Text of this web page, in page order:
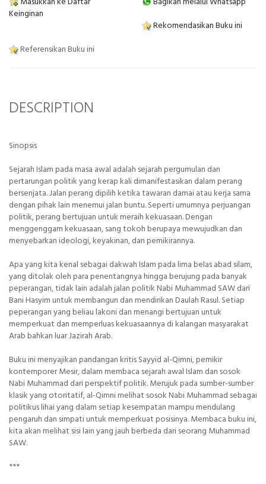
Keinginan
Rekomendasikan Buku ini
Referensikan Buku ini
DESCRIPTION
Sinopsis
Sejarah Islam pada masa awal adalah sejarah pergumulan dan
pertarungan politik yang kerap kali dimanifestasikan dalam perang
bersenjata. Jalan perang dipilih ketika tawaran damai atau kerja sama
dengan pihak lain menemui jalan buntu. Seperti umumnya perjuangan
politik, perang bertujuan untuk meraih kekuasaan. Dengan
menggenggam kekuasaan, sang tokoh berupaya mewujudkan dan
menyebarkan ideologi, keyakinan, dan pemikirannya.
Apa yang kita kenal sebagai dakwah Islam pada lima belas abad silam,
yang ditolak oleh para penentangnya hingga berujung pada banyak
peperangan, tidak lain adalah jalan politik Nabi Muhammad SAW dari
Bani Hasyim untuk membangun dan mendirikan Daulah Rasul. Setiap
peperangan yang beliau lakoni dan menangi bertujuan untuk
memperkuat dan memperluas kekuasaannya di kalangan masyarakat
Arab bahkan luar Jazirah Arab.
Buku ini menyajikan pandangan kritis Sayyid al-Qimni, pemikir
kontemporer Mesir, dalam membaca sejarah awal Islam dan sosok
Nabi Muhammad dari perspektif politik. Merujuk pada sumber-sumber
klasik yang otoritatif, al-Qimni melihat sosok Nabi Muhammad sebagai
politikus lihai yang dalam setiap kesempatan mampu mendulang
pengaruh dan simpati untuk memperkuat posisinya. Membaca buku ini,
kita akan melihat sisi lain yang jauh berbeda dari seorang Muhammad
SAW.
***